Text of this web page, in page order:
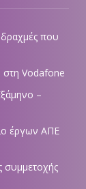
που
στη Vodafone
–
έργων ΑΠΕ
συμμετοχής